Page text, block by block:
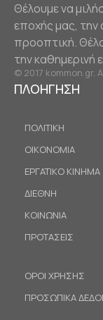
Θέλουμε να
εποχής μας, την
προοπτική.
την καθημερινή
© 2017 kommon.gr.
ΠΛΟΗΓΗΣΗ
ΠΟΛΙΤΙΚΗ
ΟΙΚΟΝΟΜΙΑ
ΕΡΓΑΤΙΚΟ ΚΙΝΗΜΑ
ΔΙΕΘΝΗ
ΚΟΙΝΩΝΙΑ
ΠΡΟΤΑΣΕΙΣ
ΟΡΟΙ ΧΡΗΣΗΣ
ΠΡΟΣΩΠΙΚΑ